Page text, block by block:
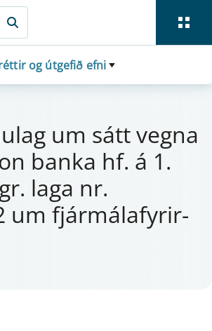
og útgefið efni
um sátt vegna
banka hf. á 1.
laga nr.
um fjá­r­mála­fyr­ir­